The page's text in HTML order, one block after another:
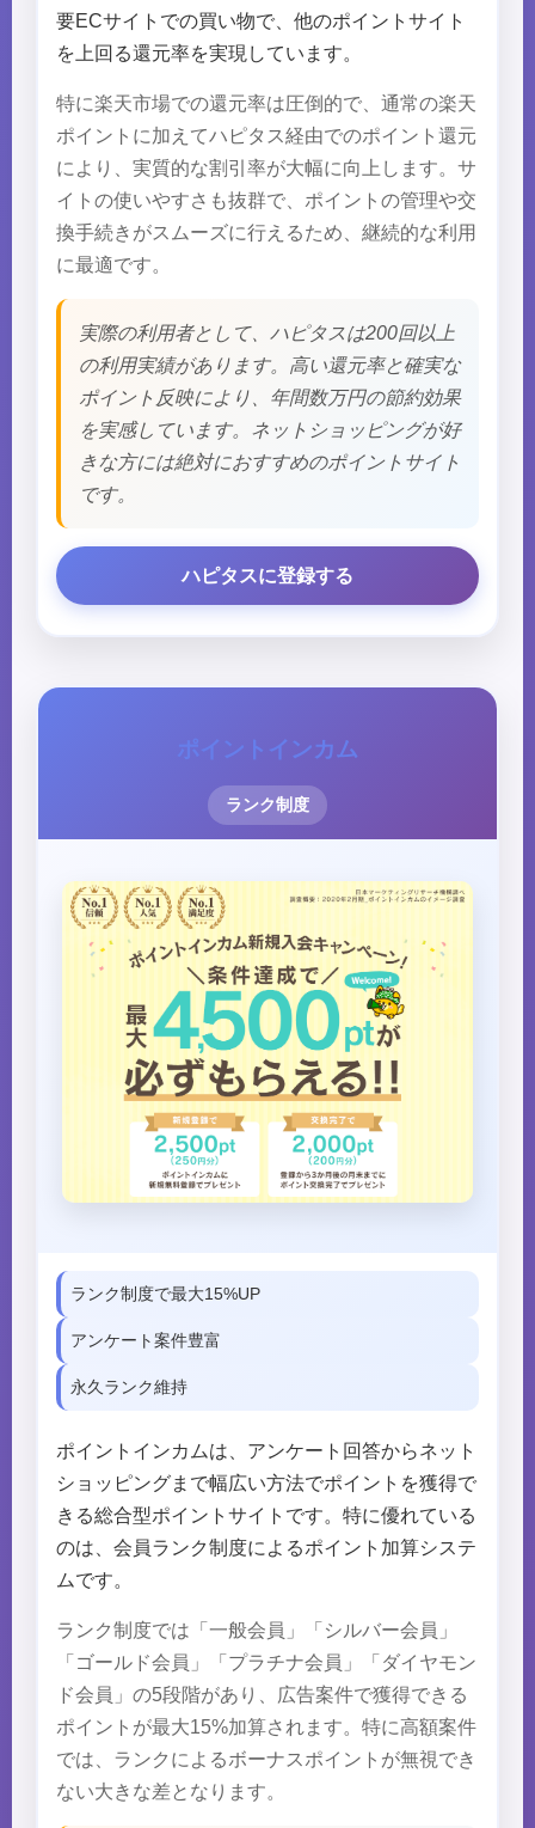
要ECサイトでの買い物で、他のポイントサイト
を上回る還元率を実現しています。
特に楽天市場での還元率は圧倒的で、通常の楽天
ポイントに加えてハピタス経由でのポイント還元
により、実質的な割引率が大幅に向上します。サ
イトの使いやすさも抜群で、ポイントの管理や交
換手続きがスムーズに行えるため、継続的な利用
に最適です。
実際の利用者として、ハピタスは200回以上
の利用実績があります。高い還元率と確実な
ポイント反映により、年間数万円の節約効果
を実感しています。ネットショッピングが好
きな方には絶対におすすめのポイントサイト
です。
ハピタスに登録する
ポイントインカム
ランク制度
ランク制度で最大15%UP
アンケート案件豊富
永久ランク維持
ポイントインカムは、アンケート回答からネット
ショッピングまで幅広い方法でポイントを獲得で
きる総合型ポイントサイトです。特に優れている
のは、会員ランク制度によるポイント加算システ
ムです。
ランク制度では「一般会員」「シルバー会員」
「ゴールド会員」「プラチナ会員」「ダイヤモン
ド会員」の5段階があり、広告案件で獲得できる
ポイントが最大15%加算されます。特に高額案件
では、ランクによるボーナスポイントが無視でき
ない大きな差となります。